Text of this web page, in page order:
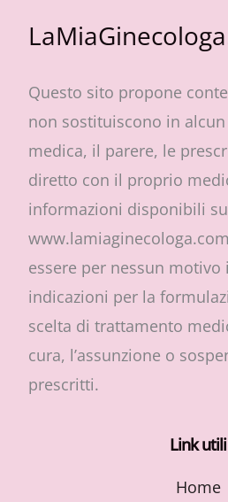
Questo sito propone
non sostituiscono in
medica, il parere, le
diretto con il proprio
informazioni disponibili su
essere per nessun
indicazioni per la
scelta di trattamento
cura, l’assunzione o
prescritti.
Link utili
Home